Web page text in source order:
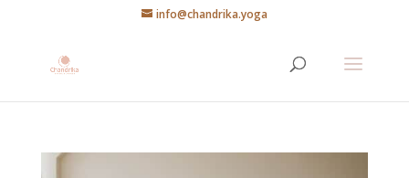
info@chandrika.yoga